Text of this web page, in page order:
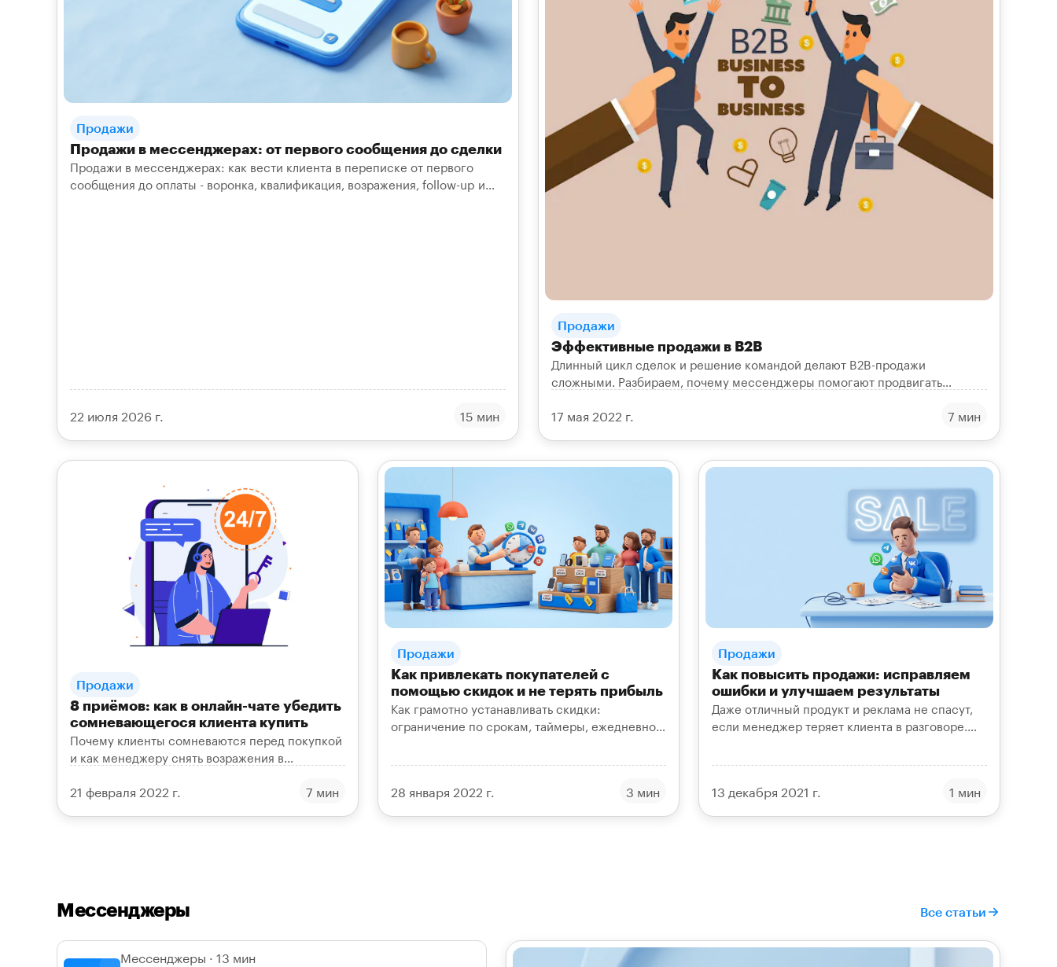
Продажи
Продажи в мессенджерах: от первого сообщения до сделки
Продажи в мессенджерах: как вести клиента в переписке от первого
сообщения до оплаты - воронка, квалификация, возражения, follow-up и
22 июля 2026 г. 15 мин
Продажи
Эффективные продажи в B2B
Длинный цикл сделок и решение командой делают B2B-продажи
сложными. Разбираем, почему мессенджеры помогают продвигать
17 мая 2022 г. 7 мин
Продажи
8 приёмов: как в онлайн-чате убедить
сомневающегося клиента купить
Почему клиенты сомневаются перед покупкой
и как менеджеру снять возражения в
рабочих приёмов для продаж.
21 февраля 2022 г. 7 мин
Продажи
Как привлекать покупателей с
помощью скидок и не терять прибыль
Как грамотно устанавливать скидки:
ограничение по срокам, таймеры, ежедневное
28 января 2022 г. 3 мин
Продажи
Как повысить продажи: исправляем
ошибки и улучшаем результаты
Даже отличный продукт и реклама не спасут,
если менеджер теряет клиента в разговоре.
13 декабря 2021 г. 1 мин
Мессенджеры Все статьи
Мессенджеры · 13 мин